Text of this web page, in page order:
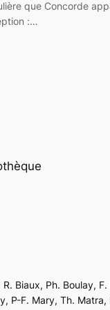
que Concorde
:…
Biaux, Ph. Boulay,
P-F. Mary, Th.